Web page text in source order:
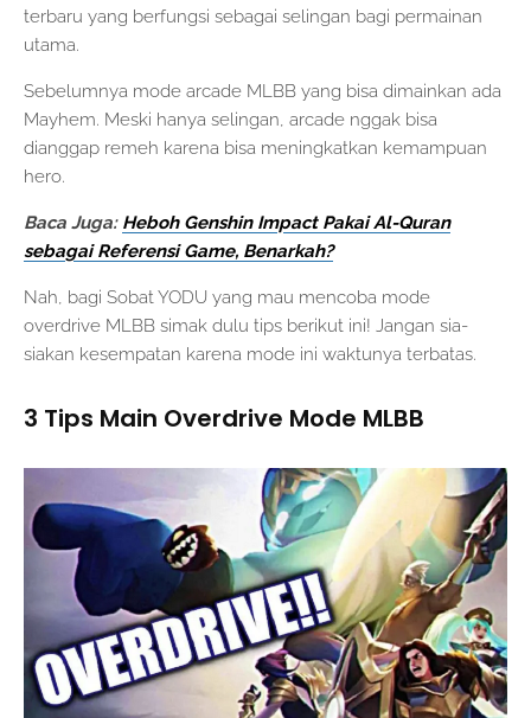
terbaru yang berfungsi sebagai selingan bagi permainan
utama.
Sebelumnya mode arcade MLBB yang bisa dimainkan ada
Mayhem. Meski hanya selingan, arcade nggak bisa
dianggap remeh karena bisa meningkatkan kemampuan
hero.
Baca Juga: Heboh Genshin Impact Pakai Al-Quran
sebagai Referensi Game, Benarkah?
Nah, bagi Sobat YODU yang mau mencoba mode
overdrive MLBB simak dulu tips berikut ini! Jangan sia-
siakan kesempatan karena mode ini waktunya terbatas.
3 Tips Main Overdrive Mode MLBB